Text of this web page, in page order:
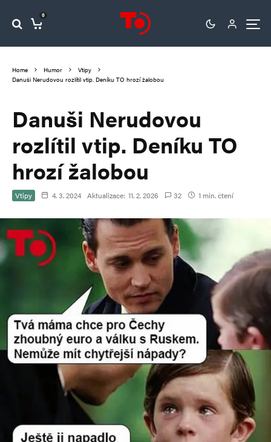
0
Home Humor
Vtipy
Danuši Nerudovou rozlítil vtip. Deníku TO hrozí žalobou
Danuši Nerudovou
rozlítil vtip. Deníku TO
hrozí žalobou
Vtipy 4. 3. 2024 Aktualizace: 11. 2. 2026 32 1 min. čtení